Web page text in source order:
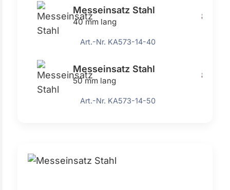
Messeinsatz Stahl
40 mm lang
8,55 €
Art.-Nr. KA573-14-40
Messeinsatz Stahl
50 mm lang
8,55 €
Art.-Nr. KA573-14-50